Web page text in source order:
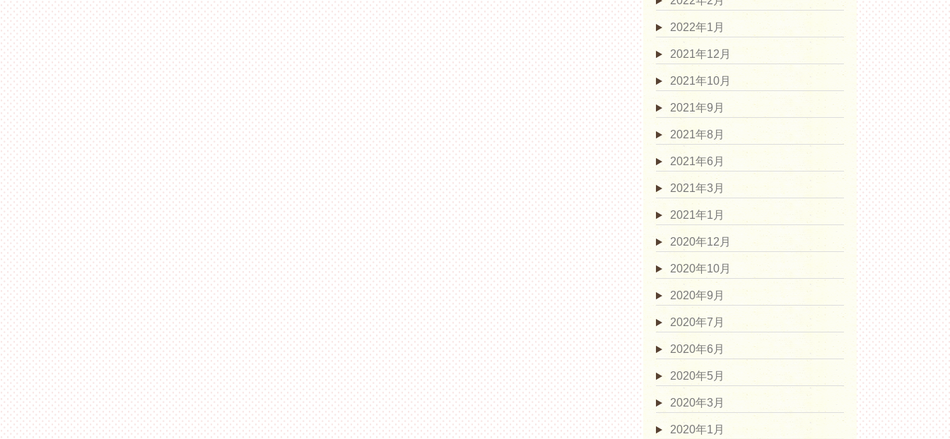
2022年1月
2021年12月
2021年10月
2021年9月
2021年8月
2021年6月
2021年3月
2021年1月
2020年12月
2020年10月
2020年9月
2020年7月
2020年6月
2020年5月
2020年3月
2020年1月